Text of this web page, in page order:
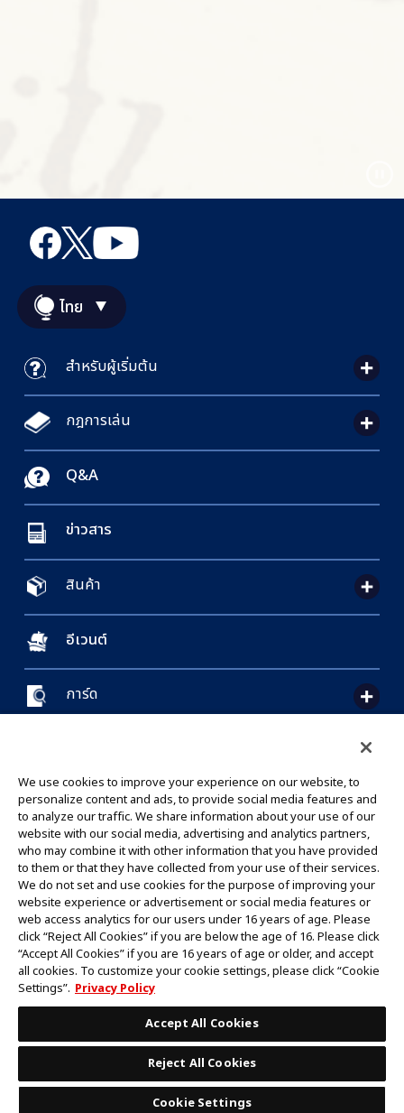
ไทย
สำหรับผู้เริ่มต้น
กฎการเล่น
Q&A
ข่าวสาร
สินค้า
อีเวนต์
การ์ด
GLOBAL ENTRANCE
©Eiichiro Oda/Shueisha
©Eiichiro Oda/Shueisha, Toei Animation
ห้ามคัดลอกรูปภาพ,ข้อความและข้อมูลทั้งหมดในเว็บไซต์นี้โดยไม่ได้รับอนุญาต
โปรดทราบว่ารูปภาพในเว็บไซต์นี้อาจแตกต่างจากสินค้าจริงที่อยู่ระหว่างการพัฒนา
*Apple และโลโก้ Apple เป็นเครื่องหมายการค้าของบริษัท Apple Inc.
*Google Play และโลโก้ Google Play เป็นเครื่องหมายการค้าหรือจดทะเบียน
เครื่องหมายการค้าของบริษัท Google LLC.
We use cookies to improve your experience on our website, to
personalize content and ads, to provide social media features and
to analyze our traffic. We share information about your use of our
website with our social media, advertising and analytics partners,
who may combine it with other information that you have provided
to them or that they have collected from your use of their services.
We do not set and use cookies for the purpose of improving your
website experience or advertisement or social media features or
web access analytics for our users under 16 years of age. Please
click “Reject All Cookies” if you are below the age of 16. Please click
“Accept All Cookies” if you are 16 years of age or older, and accept
all cookies. To customize your cookie settings, please click “Cookie
Settings”. Privacy Policy
Accept All Cookies
Reject All Cookies
Cookie Settings